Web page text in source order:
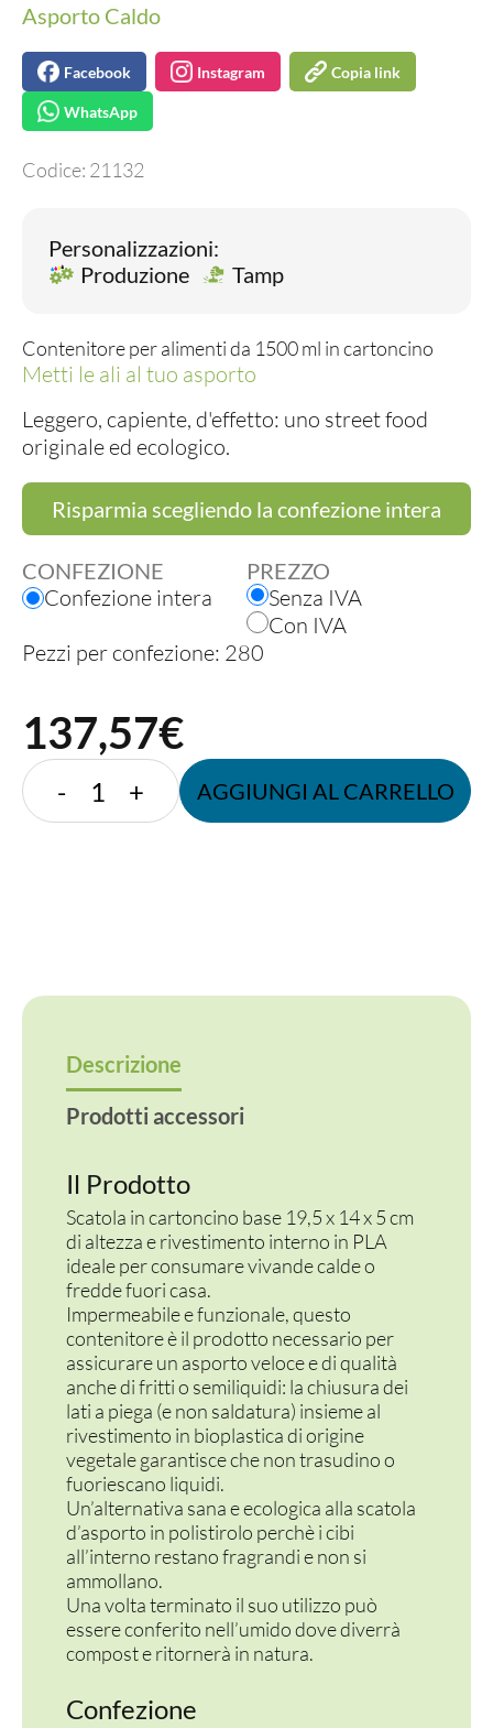
Asporto Caldo
Facebook Instagram Copia link
WhatsApp
Codice: 21132
Personalizzazioni:
Produzione
Tamp
Contenitore per alimenti da 1500 ml in cartoncino
Metti le ali al tuo asporto
Leggero, capiente, d'effetto: uno street food
originale ed ecologico.
Risparmia scegliendo la confezione intera
CONFEZIONE PREZZO
Confezione intera
Senza IVA
Con IVA
Pezzi per confezione: 280
137,57€
-
SCATOLA
KRAFT
+ AGGIUNGI AL CARRELLO
Descrizione
Prodotti accessori
Il Prodotto
Scatola in cartoncino base 19,5 x 14 x 5 cm
di altezza e rivestimento interno in PLA
ideale per consumare vivande calde o
fredde fuori casa.
Impermeabile e funzionale, questo
contenitore è il prodotto necessario per
assicurare un asporto veloce e di qualità
anche di fritti o semiliquidi: la chiusura dei
lati a piega (e non saldatura) insieme al
rivestimento in bioplastica di origine
vegetale garantisce che non trasudino o
fuoriescano liquidi.
Un’alternativa sana e ecologica alla scatola
d’asporto in polistirolo perchè i cibi
all’interno restano fragrandi e non si
ammollano.
Una volta terminato il suo utilizzo può
essere conferito nell’umido dove diverrà
compost e ritornerà in natura.
Confezione